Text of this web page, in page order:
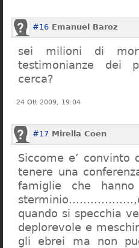
#16 Emanuel Baroz
sei milioni di
testimonianze dei
cerca?
24 Ott 2009, 19:04
#17 Mirella Coen
Siccome e’
tenere una
famiglie che
quando si specchia
deplorevole e
gli ebrei ma non